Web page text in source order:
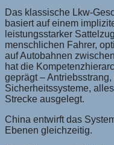
Das klassische Lkw-
basiert auf einem
leistungsstarker
menschlichen Fahrer,
auf Autobahnen
hat die
geprägt –
Sicherheitssysteme,
Strecke ausgelegt.
China entwirft das
Ebenen gleichzeitig.